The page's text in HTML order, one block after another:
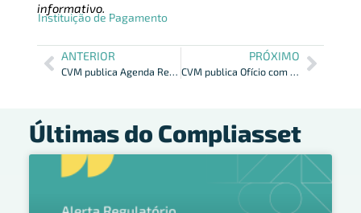
informativo.
Instituição de Pagamento
ANTERIOR
CVM publica Agenda Regulatória Contábil e de Auditoria para 2025
PRÓXIMO
CVM publica Ofício com orientações sobre responsabilidade limitada dos cotistas de FII
Últimas do Compliasset